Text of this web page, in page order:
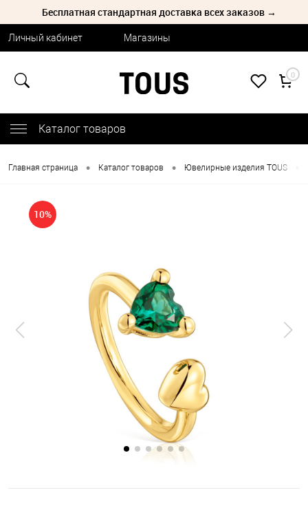
Бесплатная стандартная доставка всех заказов →
Личный кабинет Магазины
0
Каталог товаров
Главная страница • Каталог товаров • Ювелирные изделия TOUS
10%